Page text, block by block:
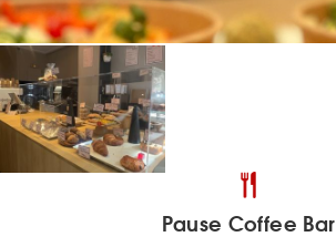
Pause Coffee Bar